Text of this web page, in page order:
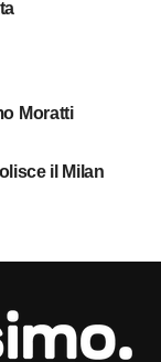
Moratti
il Milan